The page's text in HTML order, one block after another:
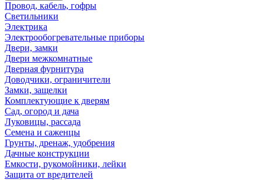
Провод, кабель, гофры
Светильники
Электрика
Электрообогревательные приборы
Двери, замки
Двери межкомнатные
Дверная фурнитура
Доводчики, ограничители
Замки, защелки
Комплектующие к дверям
Сад, огород и дача
Луковицы, рассада
Семена и саженцы
Грунты, дренаж, удобрения
Дачные конструкции
Емкости, рукомойники, лейки
Защита от вредителей